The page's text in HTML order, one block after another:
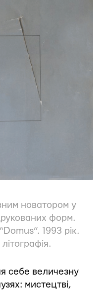
новатором у
форм.
1993 рік.
себе величезну
мистецтві,